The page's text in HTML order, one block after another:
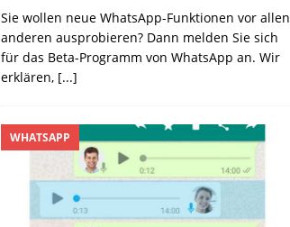
Sie wollen neue WhatsApp-Funktionen vor allen
anderen ausprobieren? Dann melden Sie sich
für das Beta-Programm von WhatsApp an. Wir
erklären, [...]
WHATSAPP